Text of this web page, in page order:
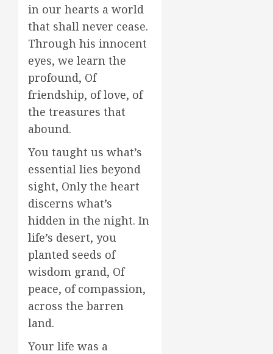
in our hearts a world
that shall never cease.
Through his innocent
eyes, we learn the
profound, Of
friendship, of love, of
the treasures that
abound.
You taught us what’s
essential lies beyond
sight, Only the heart
discerns what’s
hidden in the night. In
life’s desert, you
planted seeds of
wisdom grand, Of
peace, of compassion,
across the barren
land.
Your life was a